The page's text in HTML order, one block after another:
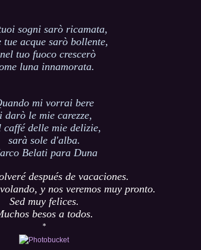
sogni sarò ricamata,
tue acque sarò bollente,
tuo fuoco crescerò
luna innamorata.
mi vorrai bere
darò le mie carezze,
caffé delle mie delizie,
sarà sole d'alba.
Belati para Duna
después de vacaciones.
y nos veremos muy pronto.
Sed muy felices.
besos a todos.
*